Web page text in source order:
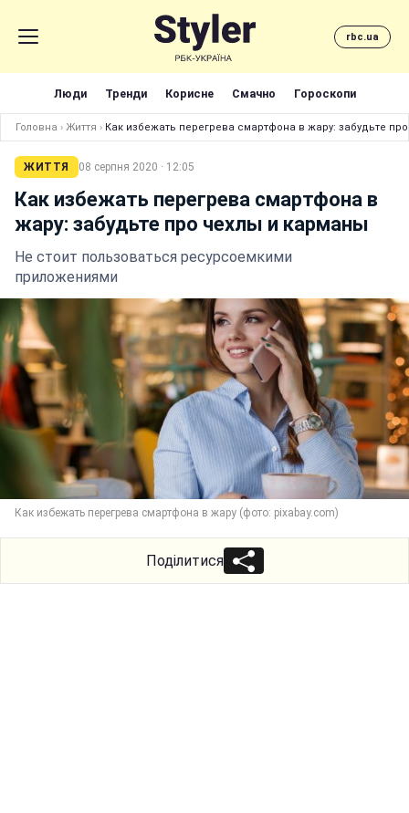
rbc.ua
Люди Тренди Корисне Смачно Гороскопи
Головна › Життя › Как избежать перегрева смартфона в жару: забудьте
ЖИТТЯ 08 серпня 2020 · 12:05
Как избежать перегрева смартфона в
жару: забудьте про чехлы и карманы
Не стоит пользоваться ресурсоемкими
приложениями
Как избежать перегрева смартфона в жару (фото: pixabay.com)
Поділитися